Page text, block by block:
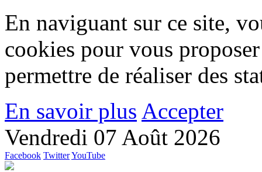
En naviguant sur ce site,
cookies pour vous
permettre de réaliser des
En savoir plus Accepter
Vendredi 07 Août 2026
Facebook TwitterYouTube